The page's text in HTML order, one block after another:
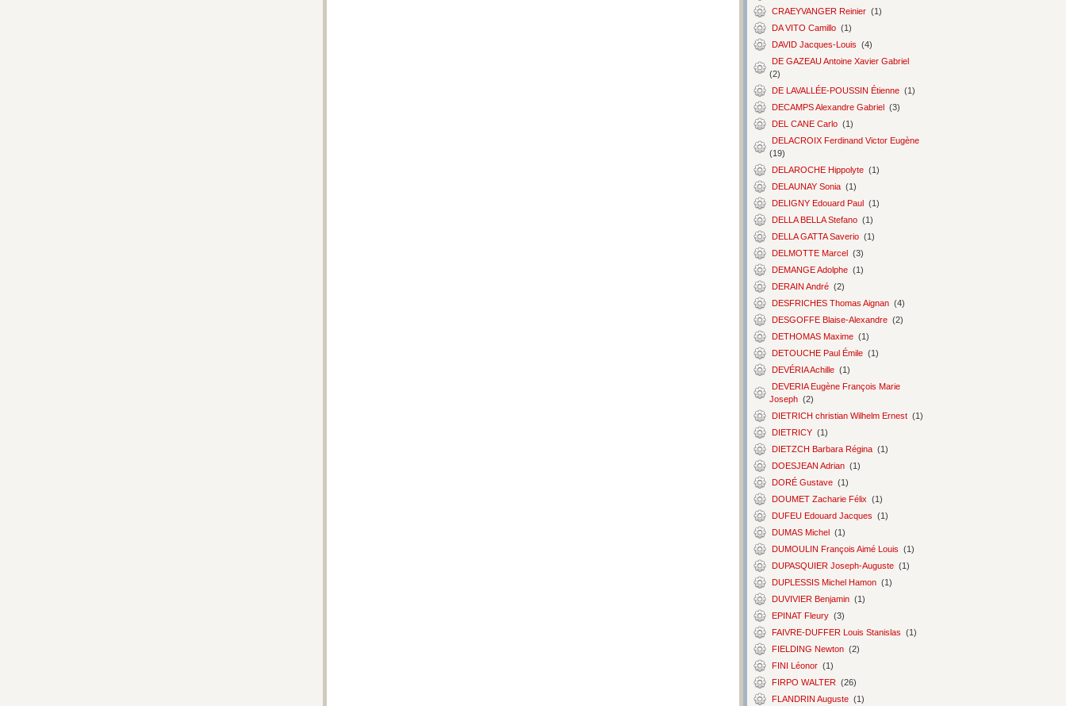
CRAEYVANGER Reinier (1)
DA VITO Camillo (1)
DAVID Jacques-Louis (4)
DE GAZEAU Antoine Xavier Gabriel
(2)
DE LAVALLÉE-POUSSIN Étienne (1)
DECAMPS Alexandre Gabriel (3)
DEL CANE Carlo (1)
DELACROIX Ferdinand Victor Eugène
(19)
DELAROCHE Hippolyte (1)
DELAUNAY Sonia (1)
DELIGNY Edouard Paul (1)
DELLA BELLA Stefano (1)
DELLA GATTA Saverio (1)
DELMOTTE Marcel (3)
DEMANGE Adolphe (1)
DERAIN André (2)
DESFRICHES Thomas Aignan (4)
DESGOFFE Blaise-Alexandre (2)
DETHOMAS Maxime (1)
DETOUCHE Paul Émile (1)
DEVÉRIA Achille (1)
DEVERIA Eugène François Marie
Joseph (2)
DIETRICH christian Wilhelm Ernest (1)
DIETRICY (1)
DIETZCH Barbara Régina (1)
DOESJEAN Adrian (1)
DORÉ Gustave (1)
DOUMET Zacharie Félix (1)
DUFEU Edouard Jacques (1)
DUMAS Michel (1)
DUMOULIN François Aimé Louis (1)
DUPASQUIER Joseph-Auguste (1)
DUPLESSIS Michel Hamon (1)
DUVIVIER Benjamin (1)
EPINAT Fleury (3)
FAIVRE-DUFFER Louis Stanislas (1)
FIELDING Newton (2)
FINI Léonor (1)
FIRPO WALTER (26)
FLANDRIN Auguste (1)